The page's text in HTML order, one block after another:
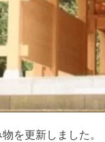
を更新しました